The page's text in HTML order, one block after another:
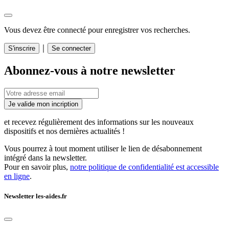
Vous devez être connecté pour enregistrer vos recherches.
S'inscrire Se connecter
Abonnez-vous à notre newsletter
Je valide mon incription
et recevez régulièrement des informations sur les nouveaux
dispositifs et nos dernières actualités !
Vous pourrez à tout moment utiliser le lien de désabonnement
intégré dans la newsletter.
Pour en savoir plus, notre politique de confidentialité est accessible
en ligne.
Newsletter les-aides.fr